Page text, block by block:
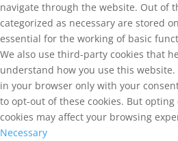
navigate through the website. Out of
categorized as necessary are stored
essential for the working of basic
We also use third-party cookies that
understand how you use this
in your browser only with your
to opt-out of these cookies. But
cookies may affect your browsing
Necessary